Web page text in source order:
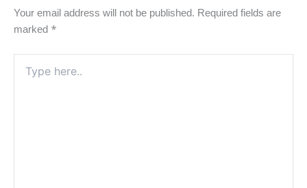
Your email address will not be published. Required fields are
marked *
here..